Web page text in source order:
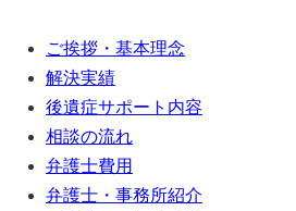
ご挨拶・基本理念
解決実績
後遺症サポート内容
相談の流れ
弁護士費用
弁護士・事務所紹介